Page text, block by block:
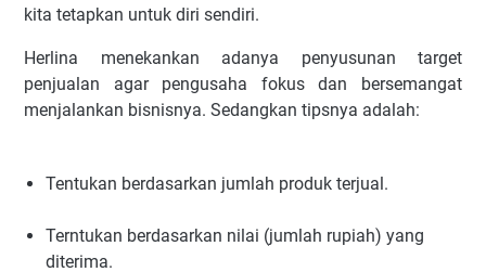
kita tetapkan untuk diri sendiri.
Herlina menekankan adanya penyusunan target
penjualan agar pengusaha fokus dan bersemangat
menjalankan bisnisnya. Sedangkan tipsnya adalah:
Tentukan berdasarkan jumlah produk terjual.
Terntukan berdasarkan nilai (jumlah rupiah) yang
diterima.